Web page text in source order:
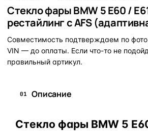
Стекло фары BMW 5 E60 /
рестайлинг с AFS
Совместимость подтверждаем по
VIN — до оплаты. Если что-то не
правильный артикул.
01 Описание
Стекло фары BMW 5